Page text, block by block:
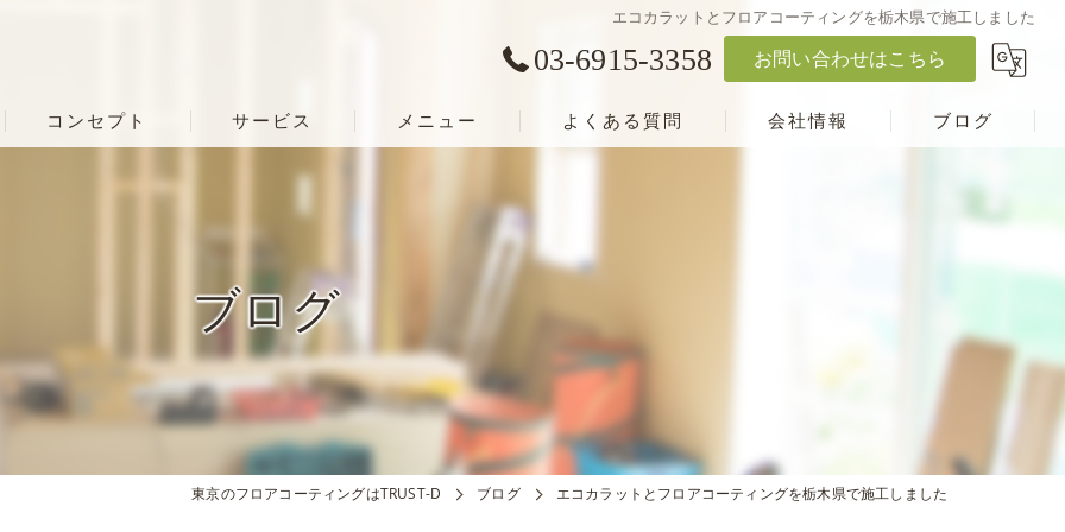
エコカラットとフロアコーティングを栃木県で施工しました
03-6915-3358 お問い合わせはこちら
コンセプト サービス メニュー よくある質問 会社情報 ブログ
ブログ
東京のフロアコーティングはTRUST-D ブログ エコカラットとフロアコーティングを栃木県で施工しました